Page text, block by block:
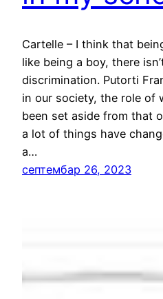
Cartelle – I think that
like being a boy, there
discrimination. Putorti
in our society, the role of
been set aside from that
a lot of things have
a…
септембар 26, 2023